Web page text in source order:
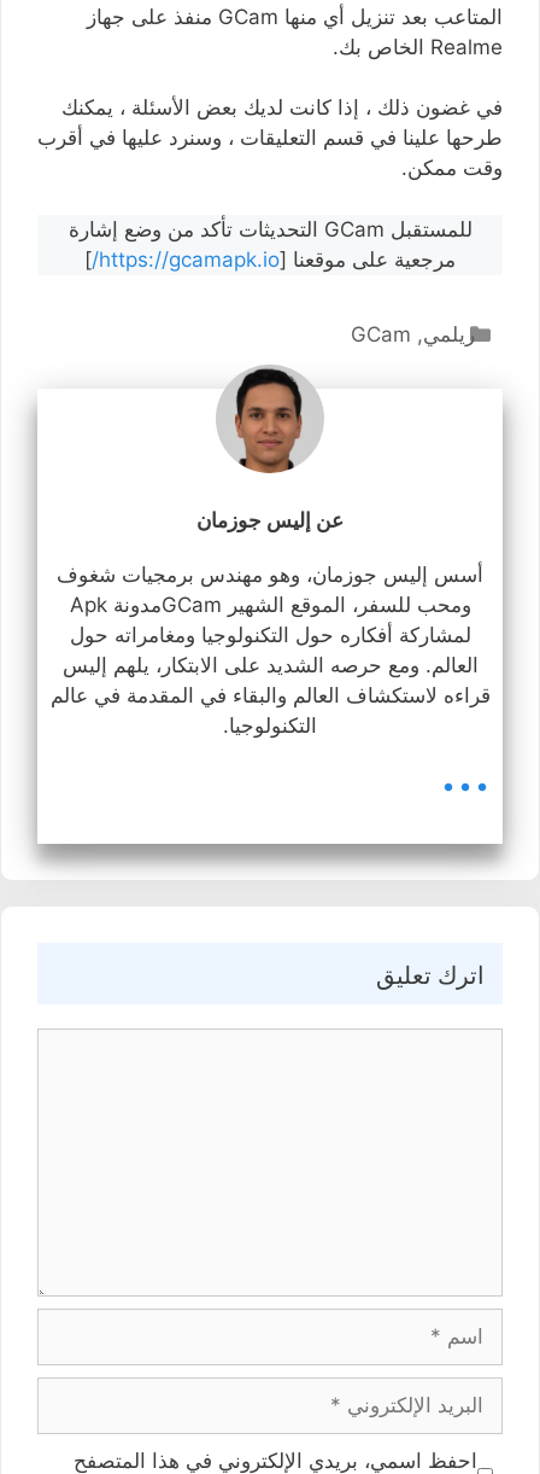
المتاعب بعد تنزيل أي منها GCam منفذ على جهاز
Realme الخاص بك.
في غضون ذلك ، إذا كانت لديك بعض الأسئلة ، يمكنك
طرحها علينا في قسم التعليقات ، وسنرد عليها في أقرب
وقت ممكن.
للمستقبل GCam التحديثات تأكد من وضع إشارة
مرجعية على موقعنا [https://gcamapk.io/
]
التصنيفات
ريلمي,
GCam
عن إليس جوزمان
أسس إليس جوزمان، وهو مهندس برمجيات شغوف
ومحب للسفر، الموقع الشهير GCamمدونة Apk
لمشاركة أفكاره حول التكنولوجيا ومغامراته حول
العالم. ومع حرصه الشديد على الابتكار، يلهم إليس
قراءه لاستكشاف العالم والبقاء في المقدمة في عالم
التكنولوجيا.
...
اترك تعليق
الإلكتروني
الموقع
احفظ اسمي، بريدي الإلكتروني في هذا المتصفح